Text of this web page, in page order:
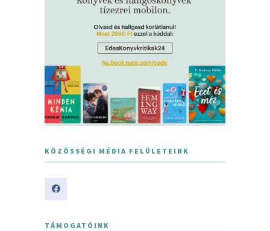
KÖZÖSSÉGI MÉDIA FELÜLETEINK
TÁMOGATÓINK